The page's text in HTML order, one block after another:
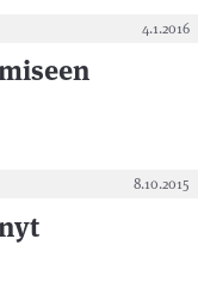
4.1.2016
8.10.2015